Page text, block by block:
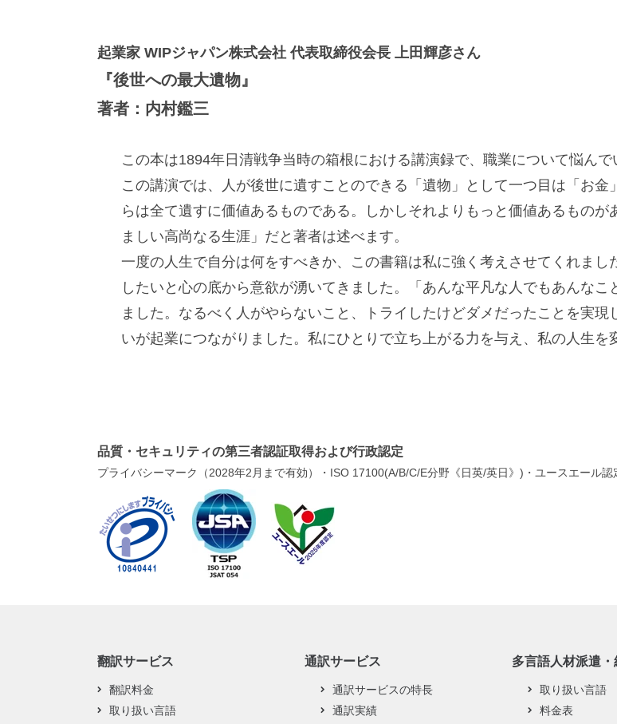
起業家 WIPジャパン株式会社 代表取締役会長 上田輝彦さん
『後世への最大遺物』
著者：内村鑑三
この本は1894年日清戦争当時の箱根における講演録で、職業について悩んで
この講演では、人が後世に遺すことのできる「遺物」として一つ目は「お
らは全て遺すに価値あるものである。しかしそれよりもっと価値あるもの
ましい高尚なる生涯」だと著者は述べます。
一度の人生で自分は何をすべきか、この書籍は私に強く考えさせてくれま
したいと心の底から意欲が湧いてきました。「あんな平凡な人でもあんな
ました。なるべく人がやらないこと、トライしたけどダメだったことを実
いが起業につながりました。私にひとりで立ち上がる力を与え、私の人生を
品質・セキュリティの第三者認証取得および行政認定
プライバシーマーク（2028年2月まで有効）・ISO 17100(A/B/C/E分野《日英/英日》)・ユースエール認
翻訳サービス
翻訳料金
取り扱い言語
通訳サービス
通訳サービスの特長
通訳実績
多言語人材派遣・
取り扱い言語
料金表